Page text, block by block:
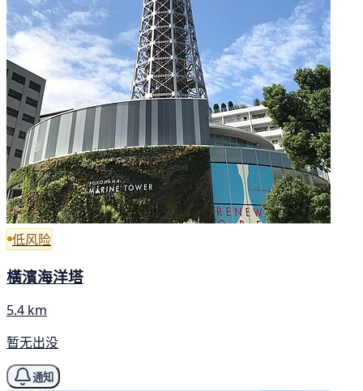
低风险
橫濱海洋塔
5.4 km
暂无出没
通知